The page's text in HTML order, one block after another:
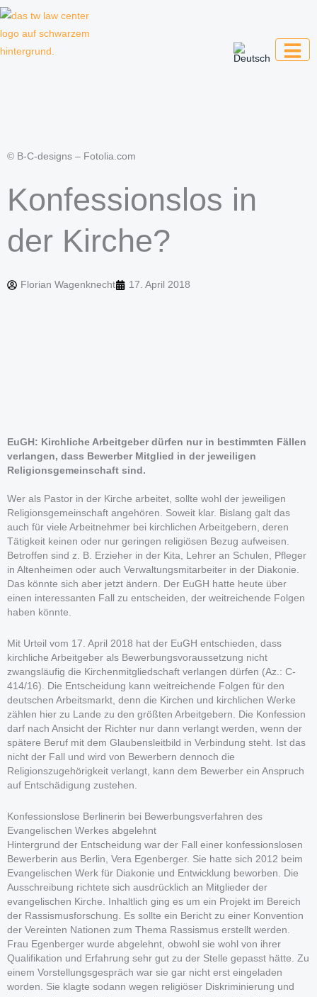
Zum
© B-C-designs – Fotolia.com
Konfessionslos in
der Kirche?
Florian Wagenknecht 17. April 2018
EuGH: Kirchliche Arbeitgeber dürfen nur in bestimmten Fällen
verlangen, dass Bewerber Mitglied in der jeweiligen
Religionsgemeinschaft sind.
Wer als Pastor in der Kirche arbeitet, sollte wohl der jeweiligen
Religionsgemeinschaft angehören. Soweit klar. Bislang galt das
auch für viele Arbeitnehmer bei kirchlichen Arbeitgebern, deren
Tätigkeit keinen oder nur geringen religiösen Bezug aufweisen.
Betroffen sind z. B. Erzieher in der Kita, Lehrer an Schulen, Pfleger
in Altenheimen oder auch Verwaltungsmitarbeiter in der Diakonie.
Das könnte sich aber jetzt ändern. Der EuGH hatte heute über
einen interessanten Fall zu entscheiden, der weitreichende Folgen
haben könnte.
Mit Urteil vom 17. April 2018 hat der EuGH entschieden, dass
kirchliche Arbeitgeber als Bewerbungsvoraussetzung nicht
zwangsläufig die Kirchenmitgliedschaft verlangen dürfen (Az.: C-
414/16). Die Entscheidung kann weitreichende Folgen für den
deutschen Arbeitsmarkt, denn die Kirchen und kirchlichen Werke
zählen hier zu Lande zu den größten Arbeitgebern. Die Konfession
darf nach Ansicht der Richter nur dann verlangt werden, wenn der
spätere Beruf mit dem Glaubensleitbild in Verbindung steht. Ist das
nicht der Fall und wird von Bewerbern dennoch die
Religionszugehörigkeit verlangt, kann dem Bewerber ein Anspruch
auf Entschädigung zustehen.
Konfessionslose Berlinerin bei Bewerbungsverfahren des
Evangelischen Werkes abgelehnt
Hintergrund der Entscheidung war der Fall einer konfessionslosen
Bewerberin aus Berlin, Vera Egenberger. Sie hatte sich 2012 beim
Evangelischen Werk für Diakonie und Entwicklung beworben. Die
Ausschreibung richtete sich ausdrücklich an Mitglieder der
evangelischen Kirche. Inhaltlich ging es um ein Projekt im Bereich
der Rassismusforschung. Es sollte ein Bericht zu einer Konvention
der Vereinten Nationen zum Thema Rassismus erstellt werden.
Frau Egenberger wurde abgelehnt, obwohl sie wohl von ihrer
Qualifikation und Erfahrung sehr gut zu der Stelle gepasst hätte. Zu
einem Vorstellungsgespräch war sie gar nicht erst eingeladen
worden. Sie klagte sodann wegen religiöser Diskriminierung und